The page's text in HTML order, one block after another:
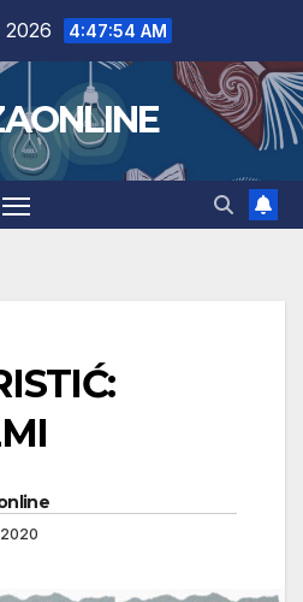
2026 4:47:55 AM